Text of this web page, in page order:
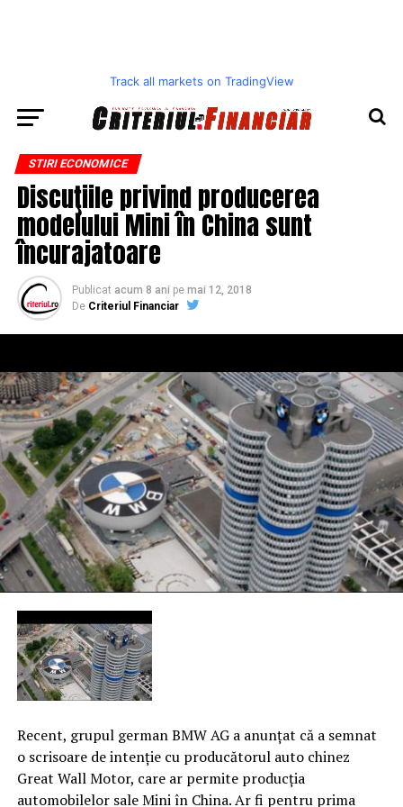
Track all markets on TradingView
STIRI ECONOMICE
Discuţiile privind producerea
modelului Mini în China sunt
încurajatoare
Publicat acum 8 ani pe mai 12, 2018
De Criteriul Financiar
Recent, grupul german BMW AG a anunţat că a semnat
o scrisoare de intenţie cu producătorul auto chinez
Great Wall Motor, care ar permite producţia
automobilelor sale Mini în China. Ar fi pentru prima